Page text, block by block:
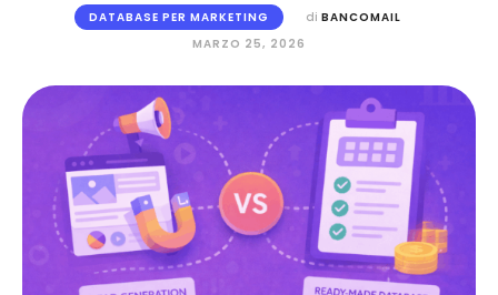
DATABASE PER MARKETING di BANCOMAIL
MARZO 25, 2026